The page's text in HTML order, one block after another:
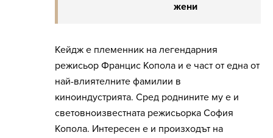
жени
Кейдж е племенник на легендарния
режисьор Францис Копола и е част от една от
най-влиятелните фамилии в
киноиндустрията. Сред роднините му е и
световноизвестната режисьорка София
Копола. Интересен е и произходът на